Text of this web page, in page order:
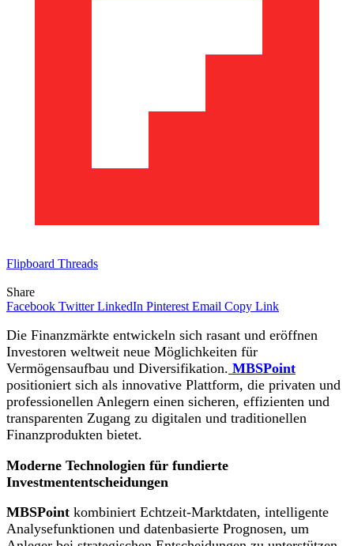
Flipboard Threads
Share
Facebook Twitter LinkedIn Pinterest Email Copy Link
Die Finanzmärkte entwickeln sich rasant und eröffnen
Investoren weltweit neue Möglichkeiten für
Vermögensaufbau und Diversifikation. MBSPoint
positioniert sich als innovative Plattform, die privaten und
professionellen Anlegern einen sicheren, effizienten und
transparenten Zugang zu digitalen und traditionellen
Finanzprodukten bietet.
Moderne Technologien für fundierte
Investmententscheidungen
MBSPoint kombiniert Echtzeit-Marktdaten, intelligente
Analysefunktionen und datenbasierte Prognosen, um